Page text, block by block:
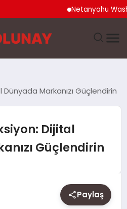
Netanyahu
Markanızı Güçlendirin
Dijital
Güçlendirin
Paylaş